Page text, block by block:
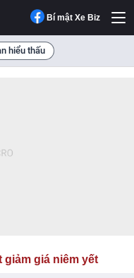
Bí mật Xe Biz
hiểu thấu
giảm giá niêm yết